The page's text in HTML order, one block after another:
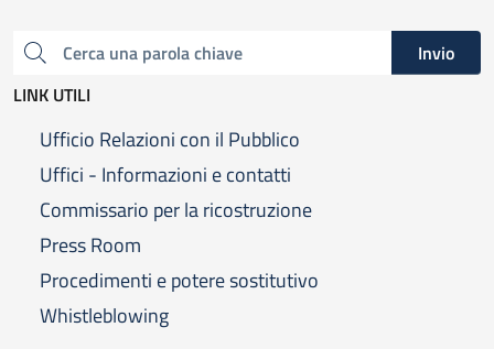
Cerca una parola chiave
Invio
LINK UTILI
Ufficio Relazioni con il Pubblico
Uffici - Informazioni e contatti
Commissario per la ricostruzione
Press Room
Procedimenti e potere sostitutivo
Whistleblowing